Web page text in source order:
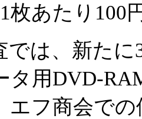
枚あたり100
は、新たに
タ用DVD-
エフ商会で